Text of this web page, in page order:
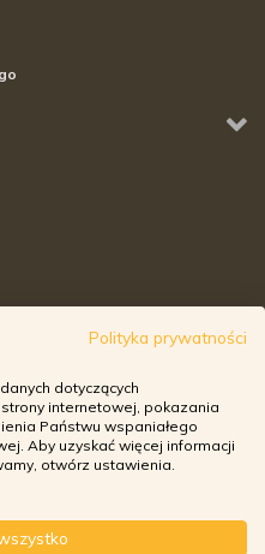
Polityka prywatności
dotyczących
internetowej, pokazania
Państwu wspaniałego
Aby uzyskać więcej informacji
otwórz ustawienia.